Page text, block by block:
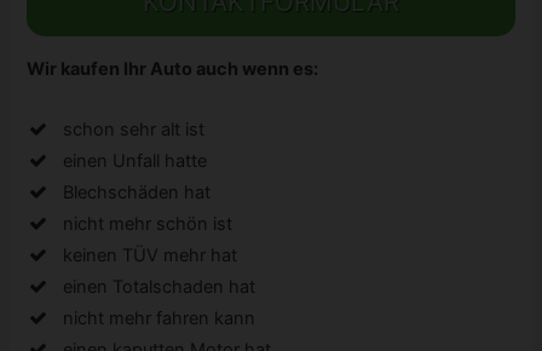
Wir kaufen Ihr Auto auch wenn es:
schon sehr alt ist
einen Unfall hatte
Blechschäden hat
nicht mehr schön ist
keinen TÜV mehr hat
einen Totalschaden hat
nicht mehr fahren kann